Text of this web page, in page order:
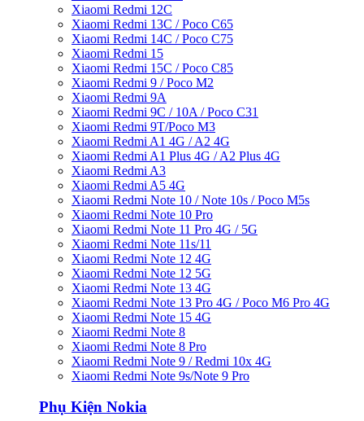
Xiaomi Redmi 12C
Xiaomi Redmi 13C / Poco C65
Xiaomi Redmi 14C / Poco C75
Xiaomi Redmi 15
Xiaomi Redmi 15C / Poco C85
Xiaomi Redmi 9 / Poco M2
Xiaomi Redmi 9A
Xiaomi Redmi 9C / 10A / Poco C31
Xiaomi Redmi 9T/Poco M3
Xiaomi Redmi A1 4G / A2 4G
Xiaomi Redmi A1 Plus 4G / A2 Plus 4G
Xiaomi Redmi A3
Xiaomi Redmi A5 4G
Xiaomi Redmi Note 10 / Note 10s / Poco M5s
Xiaomi Redmi Note 10 Pro
Xiaomi Redmi Note 11 Pro 4G / 5G
Xiaomi Redmi Note 11s/11
Xiaomi Redmi Note 12 4G
Xiaomi Redmi Note 12 5G
Xiaomi Redmi Note 13 4G
Xiaomi Redmi Note 13 Pro 4G / Poco M6 Pro 4G
Xiaomi Redmi Note 15 4G
Xiaomi Redmi Note 8
Xiaomi Redmi Note 8 Pro
Xiaomi Redmi Note 9 / Redmi 10x 4G
Xiaomi Redmi Note 9s/Note 9 Pro
Phụ Kiện Nokia